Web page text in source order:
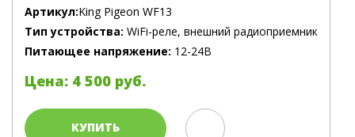
Артикул:King Pigeon WF13
Тип устройства: WiFi-реле, внешний радиоприемник
Питающее напряжение: 12-24В
Цена: 4 500 руб.
КУПИТЬ